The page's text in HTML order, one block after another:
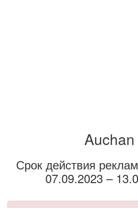
Auchan
Срок действия
07.09.2023 –